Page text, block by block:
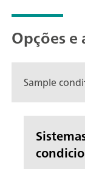
Opções
Sample